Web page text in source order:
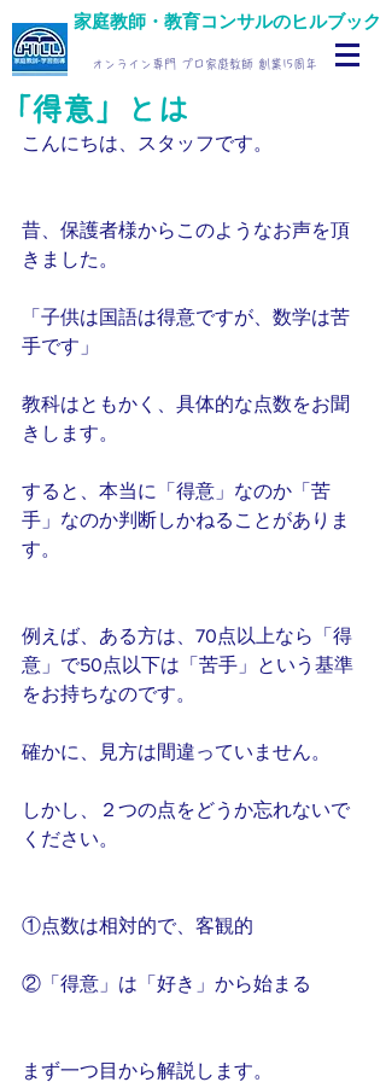
家庭教師・教育コンサルのヒルブック
オンライン専門 プロ家庭教師 創業15周年
「得意」とは
こんにちは、スタッフです。
昔、保護者様からこのようなお声を頂
きました。
「子供は国語は得意ですが、数学は苦
手です」
教科はともかく、具体的な点数をお聞
きします。
すると、本当に「得意」なのか「苦
手」なのか判断しかねることがありま
す。
例えば、ある方は、70点以上なら「得
意」で50点以下は「苦手」という基準
をお持ちなのです。
確かに、見方は間違っていません。
しかし、２つの点をどうか忘れないで
ください。
①点数は相対的で、客観的
②「得意」は「好き」から始まる
まず一つ目から解説します。